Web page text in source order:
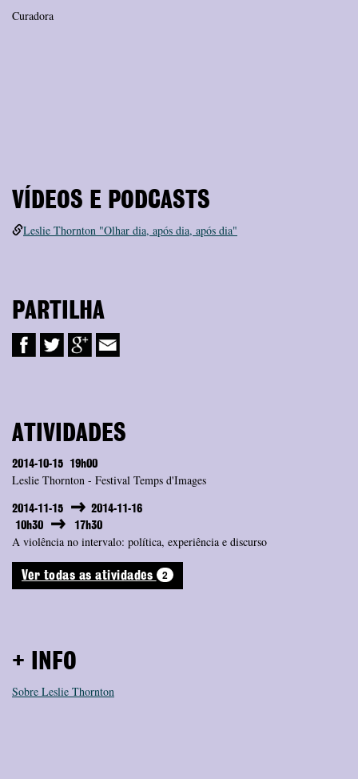
Curadora
VÍDEOS E PODCASTS
Leslie Thornton "Olhar dia, após dia, após dia"
PARTILHA
ATIVIDADES
2014-10-15 19h00
Leslie Thornton - Festival Temps d'Images
2014-11-15
2014-11-16
10h30
17h30
A violência no intervalo: política, experiência e discurso
Ver todas as atividades 2
+ INFO
Sobre Leslie Thornton